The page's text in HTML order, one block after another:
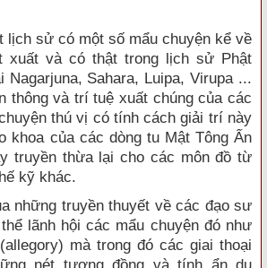
lịch sử có một số mẩu chuyện kể về
xuất và có thật trong lịch sử Phật
Nagarjuna, Sahara, Luipa, Virupa ...
thông và trí tuệ xuất chúng của các
thú vị có tính cách giải trí này
khoa của các dòng tu Mật Tông Ấn
truyền thừa lại cho các môn đồ từ
kỹ khác.
những truyền thuyết về các đạo sư
lãnh hội các mẩu chuyện đó như
mà trong đó các giai thoại